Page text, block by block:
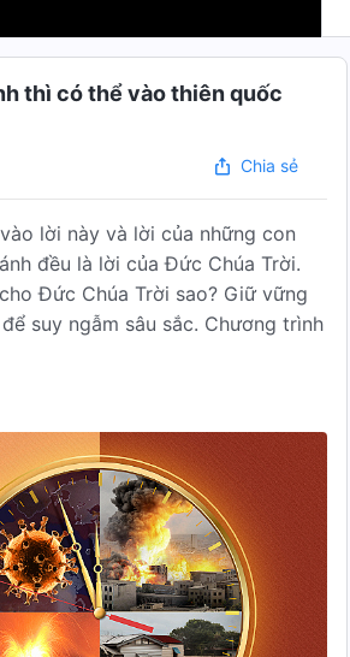
thì có thể vào thiên quốc
Chia sẻ
lời này và lời của những con
đều là lời của Đức Chúa Trời.
Đức Chúa Trời sao? Giữ vững
suy ngẫm sâu sắc. Chương trình